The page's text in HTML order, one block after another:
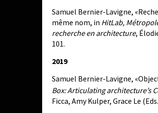
Samuel Bernier-Lavigne,
même nom, in HitLab,
recherche en architecture,
101.
2019
Samuel Bernier-Lavigne,
Box: Articulating architecture’s
Ficca, Amy Kulper, Grace Le